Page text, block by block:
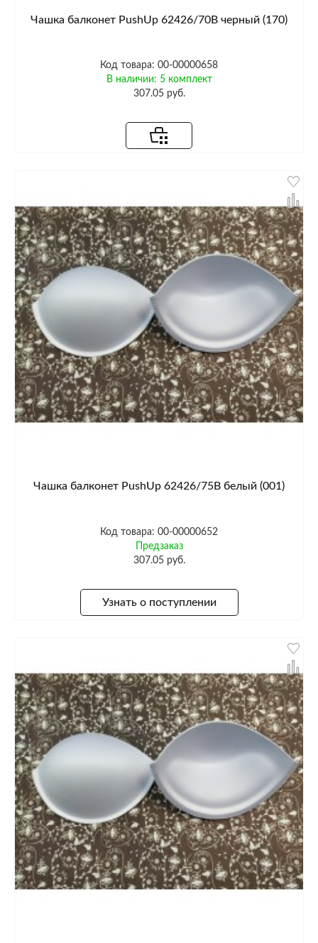
Чашка балконет PushUp 62426/70B черный (170)
Код товара: 00-00000658
В наличии: 5 комплект
307.05 руб.
Чашка балконет PushUp 62426/75B белый (001)
Код товара: 00-00000652
Предзаказ
307.05 руб.
Узнать о поступлении